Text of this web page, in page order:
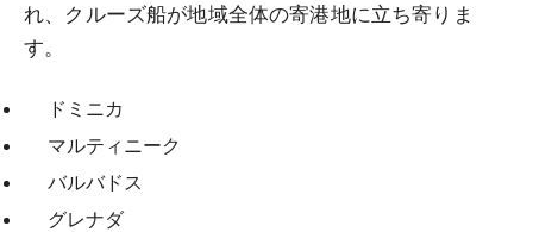
れ、クルーズ船が地域全体の寄港地に立ち寄りま
す。
ドミニカ
マルティニーク
バルバドス
グレナダ